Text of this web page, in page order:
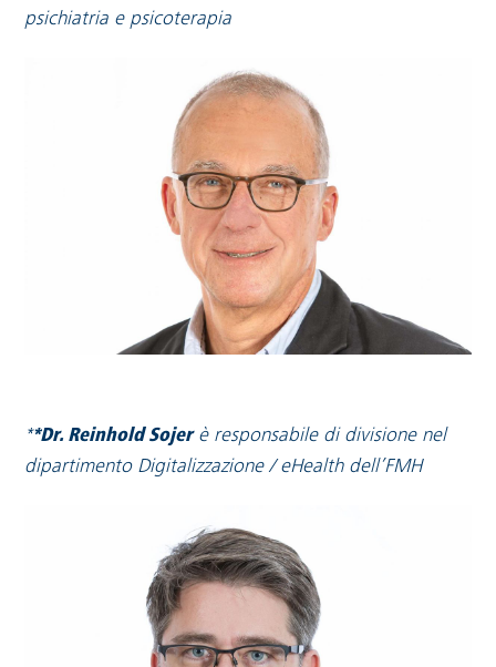
psichiatria e psicoterapia
**Dr. Reinhold Sojerè responsabile di divisione nel
dipartimento Digitalizzazione / eHealth dell’FMH